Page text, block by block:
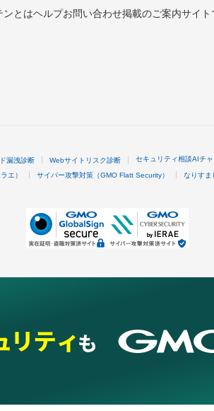
ンとはヘルプお問い合わせ掲載のご案内サイト
漏洩診断 Webサイトリスク診断 セキュリティ相談AIチャ
エ） サイバー攻撃対策（GMO Flatt Security） なりすま